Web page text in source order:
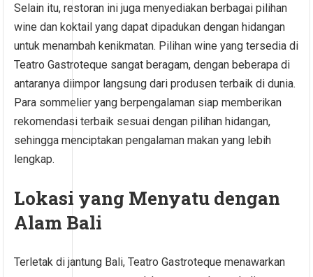
Selain itu, restoran ini juga menyediakan berbagai pilihan
wine dan koktail yang dapat dipadukan dengan hidangan
untuk menambah kenikmatan. Pilihan wine yang tersedia di
Teatro Gastroteque sangat beragam, dengan beberapa di
antaranya diimpor langsung dari produsen terbaik di dunia.
Para sommelier yang berpengalaman siap memberikan
rekomendasi terbaik sesuai dengan pilihan hidangan,
sehingga menciptakan pengalaman makan yang lebih
lengkap.
Lokasi yang Menyatu dengan
Alam Bali
Terletak di jantung Bali, Teatro Gastroteque menawarkan